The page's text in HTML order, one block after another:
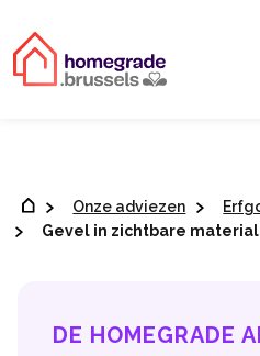
Onze adviezen
Gevel in zichtbare
DE HOMEGRADE